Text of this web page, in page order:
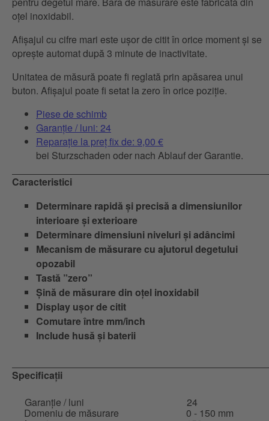
oțel inoxidabil.
Afișajul cu cifre mari este ușor de citit în orice moment și se
oprește automat după 3 minute de inactivitate.
Unitatea de măsură poate fi reglată prin apăsarea unui
buton. Afișajul poate fi setat la zero în orice poziție.
Piese de schimb
Garanție / luni: 24
Reparație la preț fix de: 9,00 €
bei Sturzschaden oder nach Ablauf der Garantie.
Caracteristici
Determinare rapidă și precisă a dimensiunilor
interioare și exterioare
Determinare dimensiuni niveluri și adâncimi
Mecanism de măsurare cu ajutorul degetului
opozabil
Tastă ”zero”
Șină de măsurare din oțel inoxidabil
Display ușor de citit
Comutare între mm/inch
Include husă și baterii
Specificații
Garanție / luni
24
Domeniu de măsurare 0 - 150 mm